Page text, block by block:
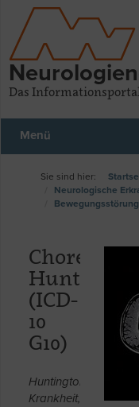
Das
Menü
Neurologische
Chorea
Huntington
(ICD-
10
G10)
Huntington-
Krankheit,